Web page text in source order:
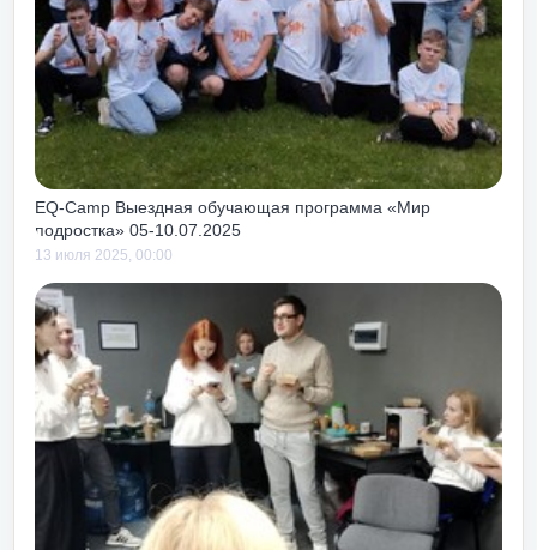
подходит для
и
до или после
так как чуть с
с тем тоже учит
как своих, так и
к тебе.
получать
жизни и работы!
EQ-Camp Выездная обучающая программа «Мир
подростка» 05-10.07.2025
13 июля 2025, 00:00